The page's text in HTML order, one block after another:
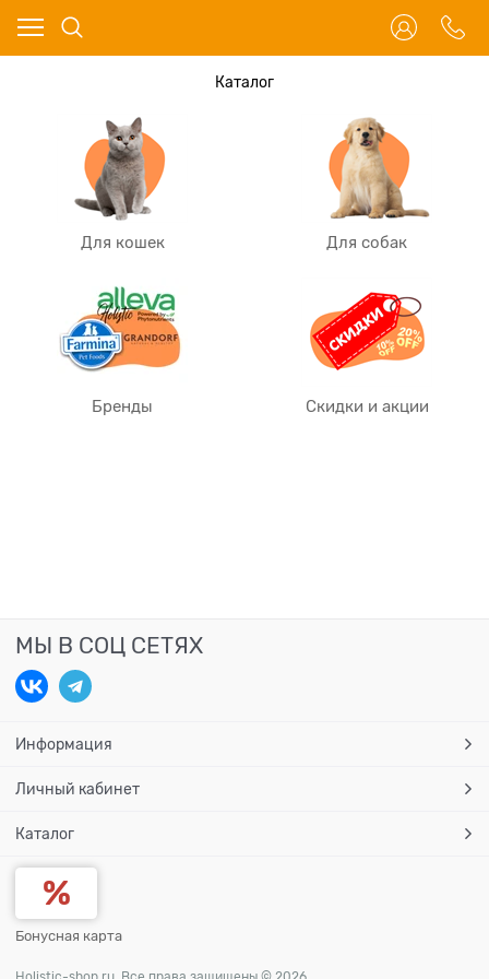
Каталог
Для кошек Для собак
Бренды Скидки и акции
МЫ В СОЦ СЕТЯХ
Информация
Личный кабинет
Каталог
Бонусная карта